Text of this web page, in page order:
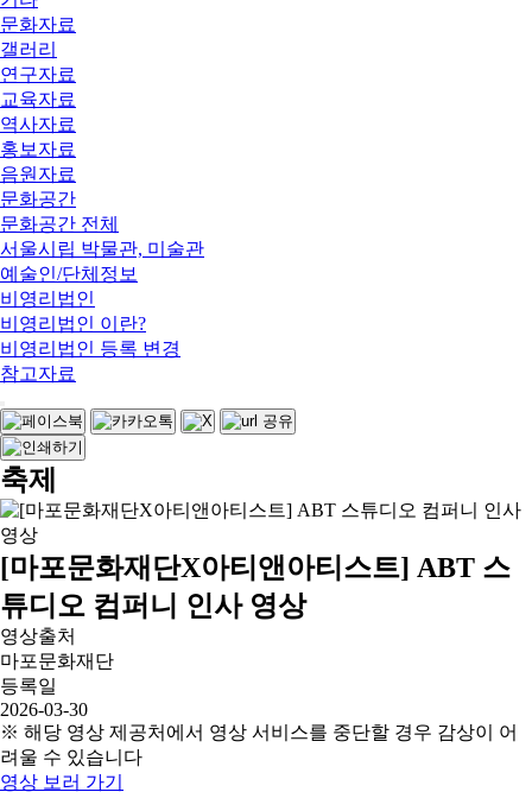
문화자료
갤러리
연구자료
교육자료
역사자료
홍보자료
음원자료
문화공간
문화공간 전체
서울시립 박물관, 미술관
예술인/단체정보
비영리법인
비영리법인 이란?
비영리법인 등록 변경
참고자료
축제
[마포문화재단X아티앤아티스트] ABT 스
튜디오 컴퍼니 인사 영상
영상출처
마포문화재단
등록일
2026-03-30
※ 해당 영상 제공처에서 영상 서비스를 중단할 경우 감상이 어
려울 수 있습니다
영상 보러 가기